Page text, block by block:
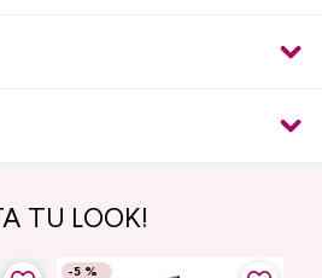
TU LOOK!
-5 %